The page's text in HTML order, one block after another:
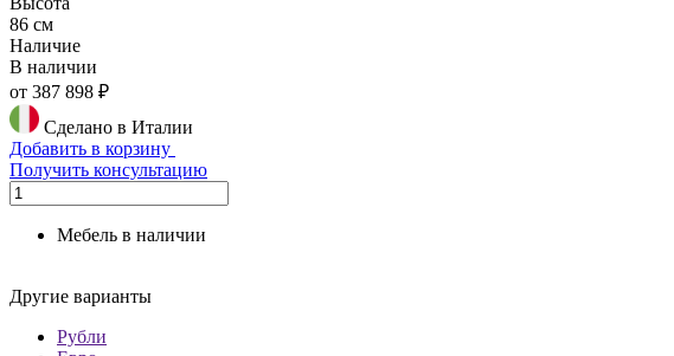
86 см
Наличие
В наличии
от 387 898 ₽
Сделано в Италии
Добавить в корзину
Получить консультацию
Мебель в наличии
Другие варианты
Рубли